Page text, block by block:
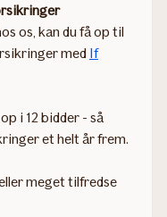
os, kan du få op til
med If
i 12 bidder - så
et helt år frem.
meget tilfredse